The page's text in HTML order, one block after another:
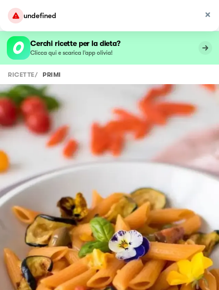
undefined
Cerchi ricette per la dieta?
Clicca qui e scarica l’app olivia!
RICETTE/ PRIMI